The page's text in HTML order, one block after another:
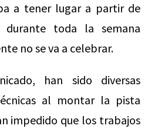
a tener lugar a partir de
toda la semana
no se va a celebrar.
han sido diversas
al montar la pista
impedido que los trabajos